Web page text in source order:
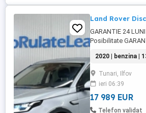
Land Rover
GARANTIE 24
Posibilitate
cu avans 0% pe o
Aprobare
persoane fizice
inclusiv in afara
persoane fizice ...
2020 | benzina |
Tunari, Ilfov
ieri 06:39
17 989 EUR
Telefon validat